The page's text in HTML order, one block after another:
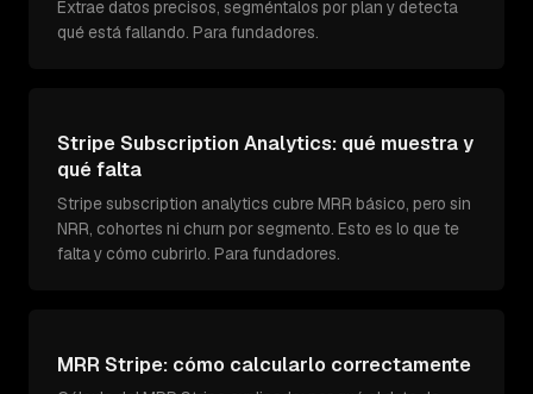
Extrae datos precisos, segméntalos por plan y detecta
qué está fallando. Para fundadores.
Stripe Subscription Analytics: qué muestra y
qué falta
Stripe subscription analytics cubre MRR básico, pero sin
NRR, cohortes ni churn por segmento. Esto es lo que te
falta y cómo cubrirlo. Para fundadores.
MRR Stripe: cómo calcularlo correctamente